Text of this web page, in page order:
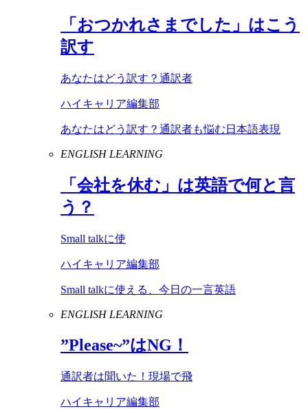
「おつかれさまでした」はこう
訳す
あなたはどう訳す？通訳者
ハイキャリア編集部
あなたはどう訳す？通訳者も悩む日本語表現
ENGLISH LEARNING
「会社を休む」は英語で何と言
う？
Small talkに使
ハイキャリア編集部
Small talkに使える、今日の一言英語
ENGLISH LEARNING
”Please~”はNG ！
通訳者は聞いた！現場で飛
ハイキャリア編集部